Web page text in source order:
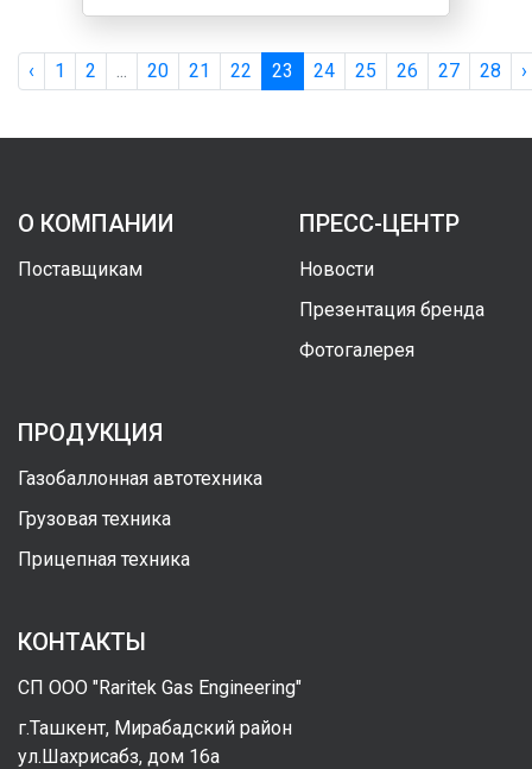
‹ 1 2 ... 20 21 22 23 24 25 26 27 28 ›
О КОМПАНИИ
Поставщикам
ПРЕСС-ЦЕНТР
Новости
Презентация бренда
Фотогалерея
ПРОДУКЦИЯ
Газобаллонная автотехника
Грузовая техника
Прицепная техника
КОНТАКТЫ
СП ООО "Raritek Gas Engineering"
г.Ташкент, Мирабадский район
ул.Шахрисабз, дом 16а